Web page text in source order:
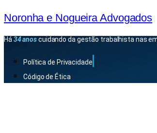
Noronha e Nogueira Advogados
Há 34 anoscuidando da gestão trabalhista nas
Política de Privacidade
Código de Ética